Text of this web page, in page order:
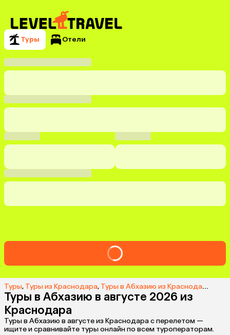
Туры Отели
Туры, Туры из Краснодара, Туры в Абхазию из Краснодара
Туры в Абхазию в августе 2026 из
Краснодара
Туры в Абхазию в августе из Краснодара с перелетом —
ищите и сравнивайте туры онлайн по всем туроператорам.